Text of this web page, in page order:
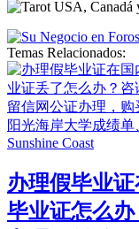
Temas Relacionados:
办理假毕业
毕业证怎么